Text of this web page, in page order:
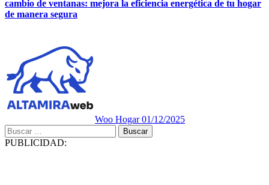
cambio de ventanas: mejora la eficiencia energética de tu hogar
de manera segura
Woo Hogar01/12/2025
Buscar:
PUBLICIDAD: